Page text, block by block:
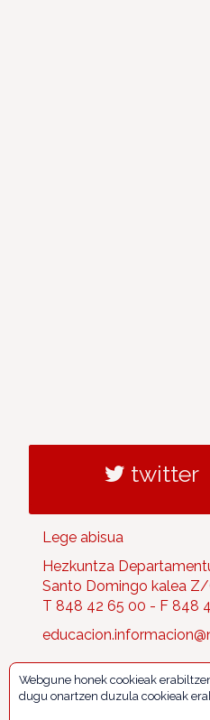
twitter
Lege abisua
Hezkuntza
Santo Domingo kalea Z/
T 848 42 65 00 - F 848
Webgune honek cookieak
dugu onartzen duzula cookieak